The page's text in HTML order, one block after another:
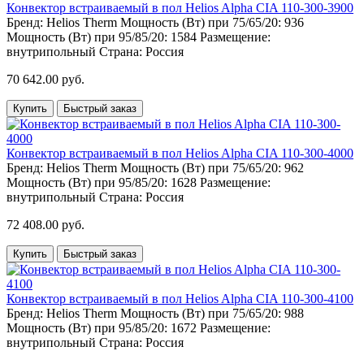
Конвектор встраиваемый в пол Helios Alpha CIA 110-300-3900
Бренд: Helios Therm Мощность (Вт) при 75/65/20: 936
Мощность (Вт) при 95/85/20: 1584 Размещение:
внутрипольный Страна: Россия
70 642.00 руб.
Купить Быстрый заказ
Конвектор встраиваемый в пол Helios Alpha CIA 110-300-4000
Бренд: Helios Therm Мощность (Вт) при 75/65/20: 962
Мощность (Вт) при 95/85/20: 1628 Размещение:
внутрипольный Страна: Россия
72 408.00 руб.
Купить Быстрый заказ
Конвектор встраиваемый в пол Helios Alpha CIA 110-300-4100
Бренд: Helios Therm Мощность (Вт) при 75/65/20: 988
Мощность (Вт) при 95/85/20: 1672 Размещение:
внутрипольный Страна: Россия